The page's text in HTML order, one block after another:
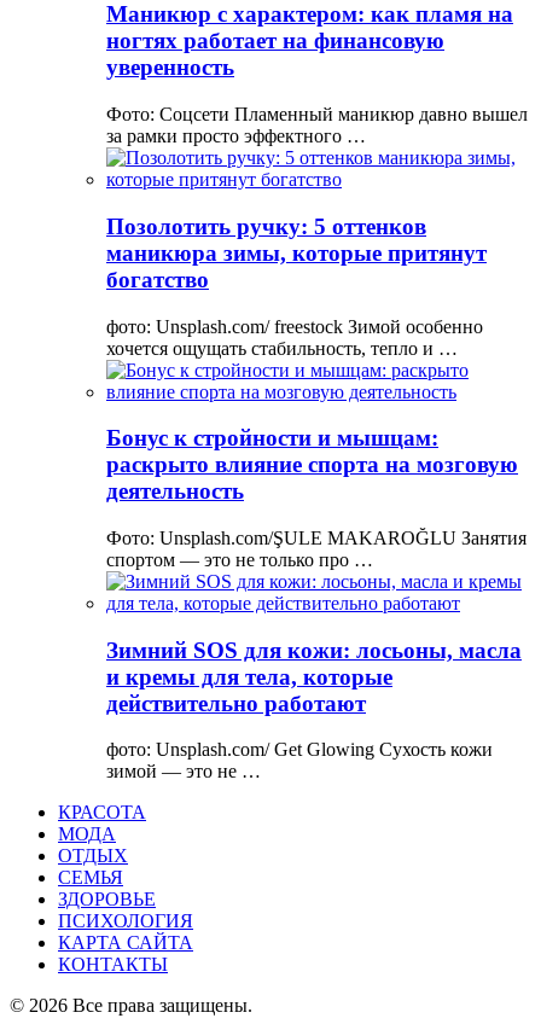
Маникюр с характером: как пламя на
ногтях работает на финансовую
уверенность
Фото: Соцсети Пламенный маникюр давно вышел
за рамки просто эффектного …
Позолотить ручку: 5 оттенков
маникюра зимы, которые притянут
богатство
фото: Unsplash.com/ freestock Зимой особенно
хочется ощущать стабильность, тепло и …
Бонус к стройности и мышцам:
раскрыто влияние спорта на мозговую
деятельность
Фото: Unsplash.com/ŞULE MAKAROĞLU Занятия
спортом — это не только про …
Зимний SOS для кожи: лосьоны, масла
и кремы для тела, которые
действительно работают
фото: Unsplash.com/ Get Glowing Сухость кожи
зимой — это не …
КРАСОТА
МОДА
ОТДЫХ
СЕМЬЯ
ЗДОРОВЬЕ
ПСИХОЛОГИЯ
КАРТА САЙТА
КОНТАКТЫ
© 2026 Все права защищены.